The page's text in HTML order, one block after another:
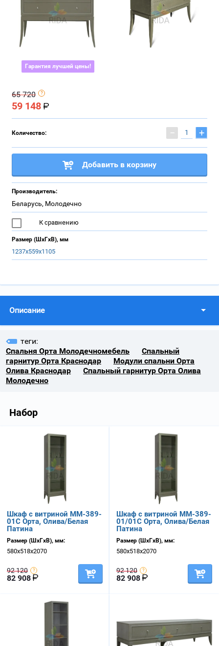
Гарантия лучшей цены!
65 720
59 148
Количество: − +
Добавить в корзину
Производитель:
Беларусь, Молодечно
К сравнению
Размер (ШхГхВ), мм
1237х559х1105
Описание
теги:
Спальня Орта Молодечномебель
Спальный
гарнитур Орта Краснодар
Модули спальни Орта
Олива Краснодар
Спальный гарнитур Орта Олива
Молодечно
Набор
Шкаф с витриной ММ-389-
01С Орта, Олива/Белая
Патина
Размер (ШхГхВ), мм:
580х518х2070
92 120
82 908
Шкаф с витриной ММ-389-
01/01С Орта, Олива/Белая
Патина
Размер (ШхГхВ), мм:
580х518х2070
92 120
82 908